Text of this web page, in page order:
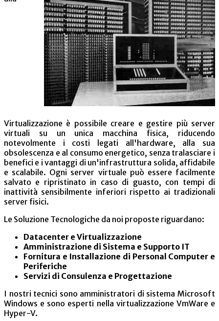
Virtualizzazione è possibile creare e gestire più server
virtuali su un unica macchina fisica, riducendo
notevolmente i costi legati all'hardware, alla sua
obsolescenza e al consumo energetico, senza tralasciare i
benefici e i vantaggi di un'infrastruttura solida, affidabile
e scalabile. Ogni server virtuale può essere facilmente
salvato e ripristinato in caso di guasto, con tempi di
inattività sensibilmente inferiori rispetto ai tradizionali
server fisici.
Le Soluzione Tecnologiche da noi proposte riguardano:
Datacenter e Virtualizzazione
Amministrazione di Sistema e Supporto IT
Fornitura e Installazione di Personal Computer e
Periferiche
Servizi di Consulenza e Progettazione
I nostri tecnici sono amministratori di sistema Microsoft
Windows e sono esperti nella virtualizzazione VmWare e
Hyper-V.